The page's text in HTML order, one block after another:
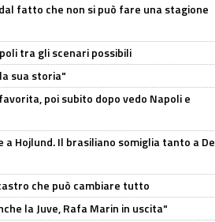
fatto che non si può fare una stagione
tra gli scenari possibili
sua storia"
poi subito dopo vedo Napoli e
a Hojlund. Il brasiliano somiglia tanto a De
che può cambiare tutto
la Juve, Rafa Marin in uscita"